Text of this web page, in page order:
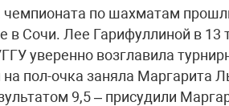
чемпионата по шахматам
Сочи. Лее Гарифуллиной в 13
уверенно возглавила
пол-очка заняла Маргарита
9,5 – присудили